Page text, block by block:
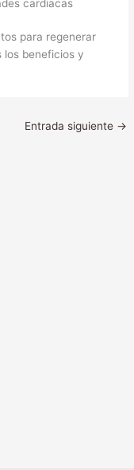
cardiacas
para regenerar
los beneficios y
Entrada siguiente →